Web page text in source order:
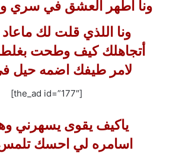
ونا اطهر العشق في سري
ونا اللذي قلت لك
أتجاهلك كيف وطحت
لامر طيفك اضمه حيل
[the_ad id=”177″]
ياكيف يقوى يسهرني
اسامره لي احسك تلمس